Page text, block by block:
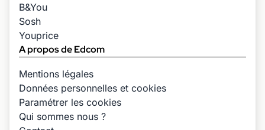
B&You
Sosh
Youprice
A propos de Edcom
Mentions légales
Données personnelles et cookies
Paramétrer les cookies
Qui sommes nous ?